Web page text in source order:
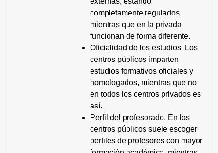
completamente regulados,
mientras que en la privada
funcionan de forma diferente.
Oficialidad de los estudios. Los
centros públicos imparten
estudios formativos oficiales y
homologados, mientras que no
en todos los centros privados es
así.
Perfil del profesorado. En los
centros públicos suele escoger
perfiles de profesores con mayor